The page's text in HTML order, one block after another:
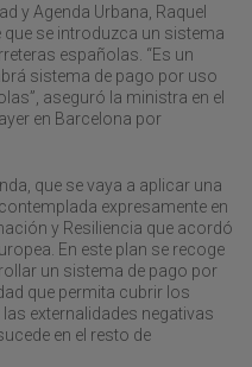
y Agenda Urbana, Raquel
se introduzca un sistema
españolas. “Es un
sistema de pago por uso
aseguró la ministra en el
en Barcelona por
que se vaya a aplicar una
expresamente en
y Resiliencia que acordó
En este plan se recoge
un sistema de pago por
que permita cubrir los
externalidades negativas
en el resto de